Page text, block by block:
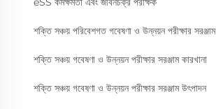
শক্তি সঞ্চয় পরিবেশগত গবেষণা ও উন্নয়ন পরীক্ষার সরঞ্জাম
শক্তি সঞ্চয় গবেষণা ও উন্নয়ন পরীক্ষার সরঞ্জাম কারখানা
শক্তি সঞ্চয় গবেষণা ও উন্নয়ন পরীক্ষার সরঞ্জাম উৎপাদন